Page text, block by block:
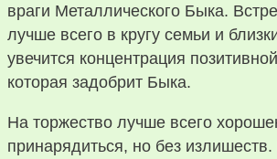
враги Металлического Быка.
лучше всего в кругу семьи и
увечится концентрация
которая задобрит Быка.
На торжество лучше всего
принарядиться, но без